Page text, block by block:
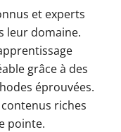
et experts
leur domaine.
grâce à des
éprouvées.
contenus riches
pointe.